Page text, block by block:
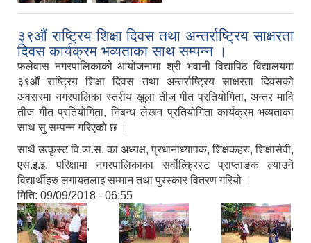
३९औं राष्ट्रिय शिक्षा दिवस तथा अन्तर्राष्ट्रिय साक्षरता
दिवस कार्यक्रम भव्यताका साथ सम्पन्न ।
फलेवास नगरपालिकाको आयोजनामा श्री भवानी विद्यापिठ विद्यालयमा
३९औं राष्ट्रिय शिक्षा दिवस तथा अन्तर्राष्ट्रिय साक्षरता दिवसको
अवसरमा नगरपालिका स्तरीय खुला तीज गीत प्रतियोगिता, अन्तर मावि
तीज गीत प्रतियोगिता, निबन्ध लेखन प्रतियोगिता कार्यक्रम भव्यताका
साथ सु सम्पन्न गरिएको छ ।
साथै उत्कृस्ट वि.व्य.स. का अध्यक्ष, प्रधानाध्यापक, शिक्षकहरु, शिक्षासेवी,
एस.इ.इ. परिक्षामा नगरपालिकाका सर्वोत्क्रिस्ट प्राप्ताङक ल्याउने
विद्यार्थीहरु लगायतलाइ सम्मान तथा पुरस्कार वितरण गरियो ।
मिति: 09/09/2018 - 06:55
, , ,